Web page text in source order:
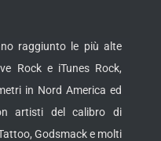
raggiunto le più alte
Rock e iTunes Rock,
in Nord America ed
artisti del calibro di
Godsmack e molti